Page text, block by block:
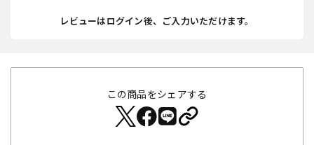
レビューはログイン後、ご入力いただけます。
この商品をシェアする